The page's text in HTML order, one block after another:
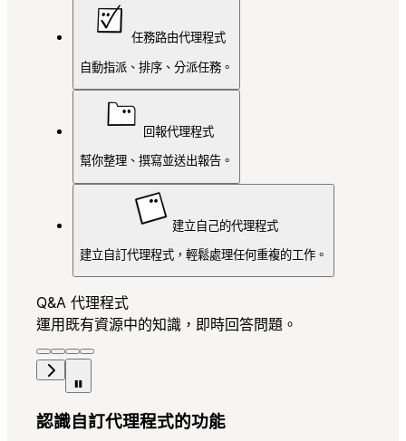
任務路由代理程式
自動指派、排序、分派任務。
回報代理程式
幫你整理、撰寫並送出報告。
建立自己的代理程式
建立自訂代理程式，輕鬆處理任何重複的工作。
Q&A 代理程式
運用既有資源中的知識，即時回答問題。
認識自訂代理程式的功能